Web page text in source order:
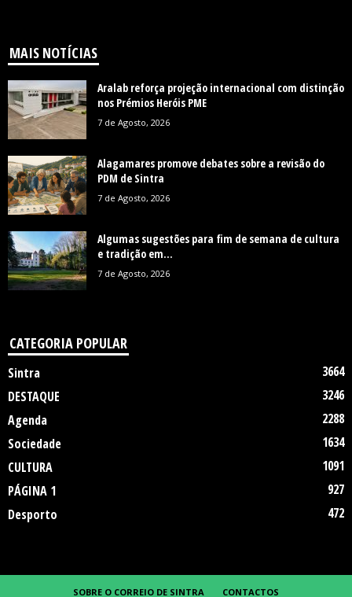
MAIS NOTÍCIAS
Aralab reforça projeção internacional com distinção
nos Prémios Heróis PME
7 de Agosto, 2026
Alagamares promove debates sobre a revisão do
PDM de Sintra
7 de Agosto, 2026
Algumas sugestões para fim de semana de cultura
e tradição em...
7 de Agosto, 2026
CATEGORIA POPULAR
Sintra
3664
DESTAQUE
3246
Agenda
2288
Sociedade
1634
CULTURA
1091
PÁGINA 1
927
Desporto
472
SOBRE O CORREIO DE SINTRA CONTACTOS